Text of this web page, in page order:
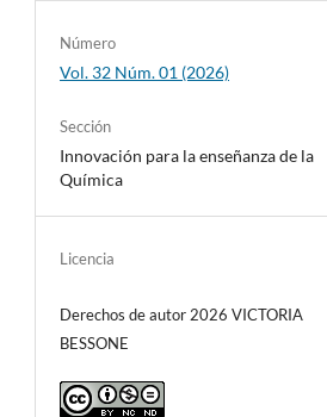
Número
Vol. 32 Núm. 01 (2026)
Sección
Innovación para la enseñanza de la
Química
Licencia
Derechos de autor 2026 VICTORIA
BESSONE